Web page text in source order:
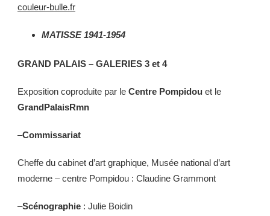
couleur-bulle.fr
MATISSE 1941-1954
GRAND PALAIS – GALERIES 3 et 4
Exposition coproduite par le Centre Pompidou et le
GrandPalaisRmn
–Commissariat
Cheffe du cabinet d’art graphique, Musée national d’art
moderne – centre Pompidou : Claudine Grammont
–Scénographie : Julie Boidin